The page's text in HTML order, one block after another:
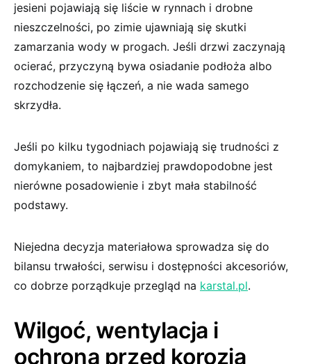
jesieni pojawiają się liście w rynnach i drobne
nieszczelności, po zimie ujawniają się skutki
zamarzania wody w progach. Jeśli drzwi zaczynają
ocierać, przyczyną bywa osiadanie podłoża albo
rozchodzenie się łączeń, a nie wada samego
skrzydła.
Jeśli po kilku tygodniach pojawiają się trudności z
domykaniem, to najbardziej prawdopodobne jest
nierówne posadowienie i zbyt mała stabilność
podstawy.
Niejedna decyzja materiałowa sprowadza się do
bilansu trwałości, serwisu i dostępności akcesoriów,
co dobrze porządkuje przegląd na karstal.pl.
Wilgoć, wentylacja i
ochrona przed korozją